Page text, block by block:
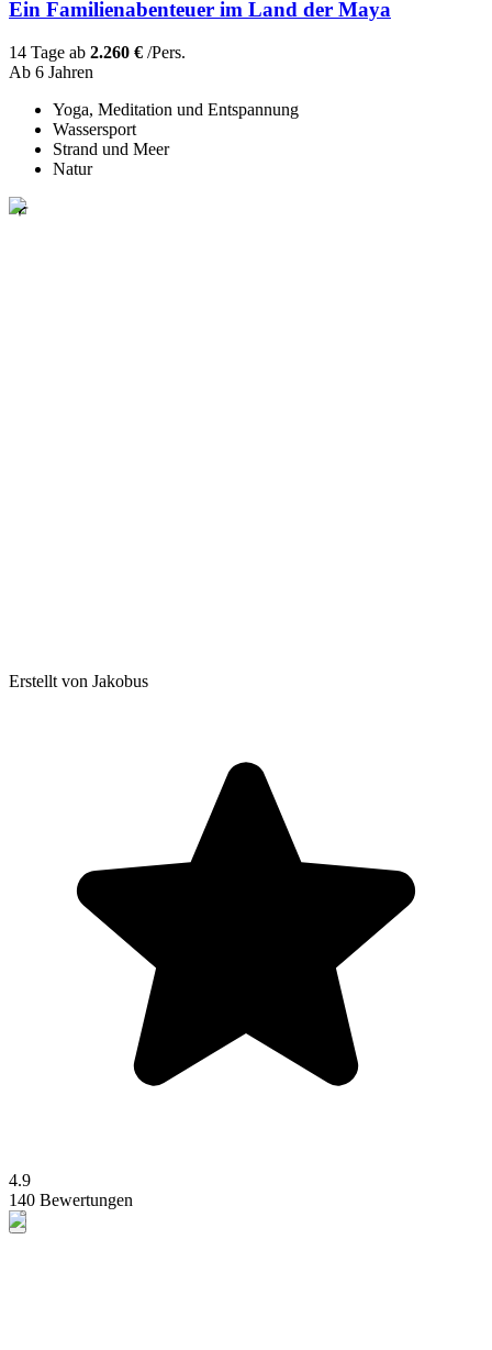
Ein Familienabenteuer im Land der Maya
14 Tage ab 2.260 € /Pers.
Ab 6 Jahren
Yoga, Meditation und Entspannung
Wassersport
Strand und Meer
Natur
Erstellt von Jakobus
4.9
140 Bewertungen